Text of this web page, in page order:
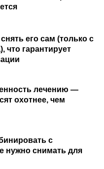
его сам (только с
что гарантирует
лечению —
охотнее, чем
с
нужно снимать для